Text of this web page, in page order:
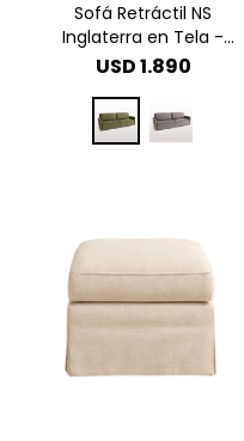
Sofá Retráctil NS
Inglaterra en Tela -
Verde
USD1.890